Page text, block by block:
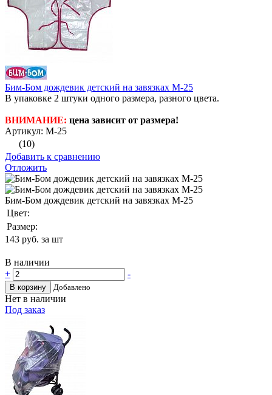
Бим-Бом дождевик детский на завязках М-25
В упаковке 2 штуки одного размера, разного цвета.
ВНИМАНИЕ: цена зависит от размера!
Артикул: М-25
(10)
Добавить к сравнению
Отложить
Бим-Бом дождевик детский на завязках М-25
Цвет:
Размер:
143 руб. за шт
В наличии
+
-
В корзину Добавлено
Нет в наличии
Под заказ